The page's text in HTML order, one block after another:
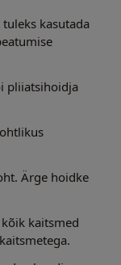
kasutada
pliiatsihoidja
Ärge hoidke
kaitsmed